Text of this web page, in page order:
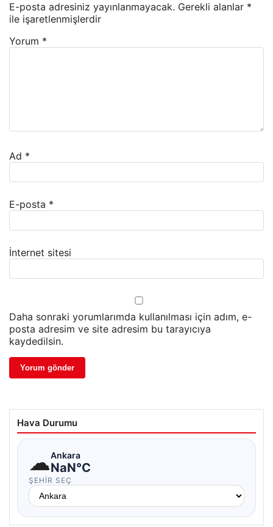
E-posta adresiniz yayınlanmayacak. Gerekli alanlar *
ile işaretlenmişlerdir
Yorum *
Ad *
E-posta *
İnternet sitesi
Daha sonraki yorumlarımda kullanılması için adım, e-
posta adresim ve site adresim bu tarayıcıya
kaydedilsin.
Hava Durumu
☁Ankara
NaN°C
ŞEHIR SEÇ